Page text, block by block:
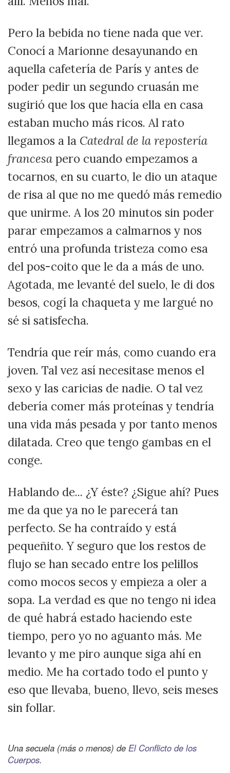
Pero la bebida no tiene nada que ver.
Conocí a Marionne desayunando en
aquella cafetería de París y antes de
poder pedir un segundo cruasán me
sugirió que los que hacía ella en casa
estaban mucho más ricos. Al rato
llegamos a la Catedral de la repostería
francesa pero cuando empezamos a
tocarnos, en su cuarto, le dio un ataque
de risa al que no me quedó más remedio
que unirme. A los 20 minutos sin poder
parar empezamos a calmarnos y nos
entró una profunda tristeza como esa
del pos-coito que le da a más de uno.
Agotada, me levanté del suelo, le di dos
besos, cogí la chaqueta y me largué no
sé si satisfecha.
Tendría que reír más, como cuando era
joven. Tal vez así necesitase menos el
sexo y las caricias de nadie. O tal vez
debería comer más proteínas y tendría
una vida más pesada y por tanto menos
dilatada. Creo que tengo gambas en el
conge.
Hablando de... ¿Y éste? ¿Sigue ahí? Pues
me da que ya no le parecerá tan
perfecto. Se ha contraído y está
pequeñito. Y seguro que los restos de
flujo se han secado entre los pelillos
como mocos secos y empieza a oler a
sopa. La verdad es que no tengo ni idea
de qué habrá estado haciendo este
tiempo, pero yo no aguanto más. Me
levanto y me piro aunque siga ahí en
medio. Me ha cortado todo el punto y
eso que llevaba, bueno, llevo, seis meses
sin follar.
Una secuela (más o menos) de El Conflicto de los
Cuerpos.